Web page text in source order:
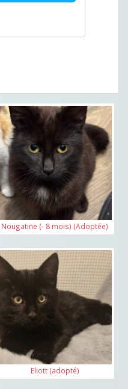
Nougatine (- 8 mois) (Adoptée)
Eliott (adopté)